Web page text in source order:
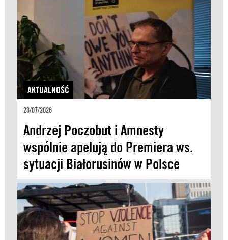
AKTUALNOŚĆ
23/07/2026
Andrzej Poczobut i Amnesty
wspólnie apelują do Premiera ws.
sytuacji Białorusinów w Polsce